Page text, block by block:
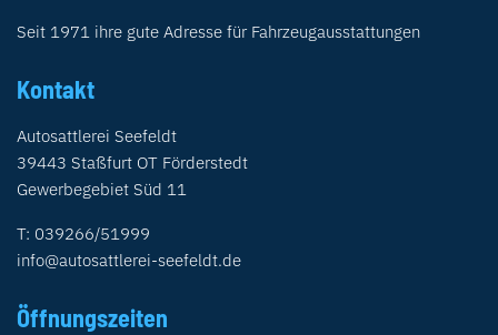
Seit 1971 ihre gute Adresse für Fahrzeugausstattungen
Kontakt
Autosattlerei Seefeldt
39443 Staßfurt OT Förderstedt
Gewerbegebiet Süd 11
T: 039266/51999
info@autosattlerei-seefeldt.de
Öffnungszeiten